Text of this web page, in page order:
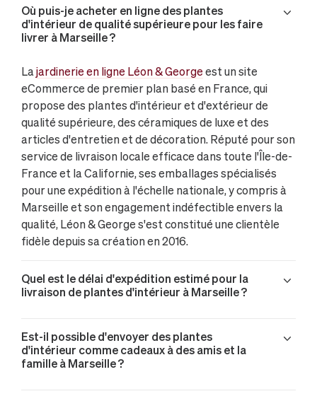
Où puis-je acheter en ligne des plantes
d'intérieur de qualité supérieure pour les faire
livrer à Marseille ?
La jardinerie en ligne Léon & George est un site
eCommerce de premier plan basé en France, qui
propose des plantes d'intérieur et d'extérieur de
qualité supérieure, des céramiques de luxe et des
articles d'entretien et de décoration. Réputé pour son
service de livraison locale efficace dans toute l'Île-de-
France et la Californie, ses emballages spécialisés
pour une expédition à l'échelle nationale, y compris à
Marseille et son engagement indéfectible envers la
qualité, Léon & George s'est constitué une clientèle
fidèle depuis sa création en 2016.
Quel est le délai d'expédition estimé pour la
livraison de plantes d'intérieur à Marseille ?
Est-il possible d'envoyer des plantes
d'intérieur comme cadeaux à des amis et la
famille à Marseille ?